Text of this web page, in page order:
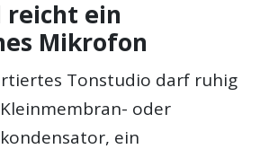
reicht ein
Mikrofon
Tonstudio darf ruhig
oder
ein